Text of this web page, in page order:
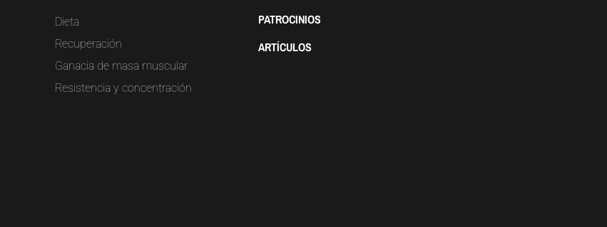
Dieta
Recuperación
Ganacia de masa muscular
Resistencia y concentración
PATROCINIOS
ARTÍCULOS